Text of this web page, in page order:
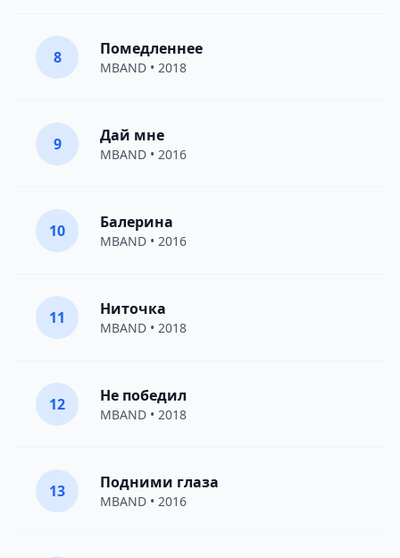
8 Помедленнее
MBAND • 2018
9 Дай мне
MBAND • 2016
10 Балерина
MBAND • 2016
11 Ниточка
MBAND • 2018
12 Не победил
MBAND • 2018
13 Подними глаза
MBAND • 2016